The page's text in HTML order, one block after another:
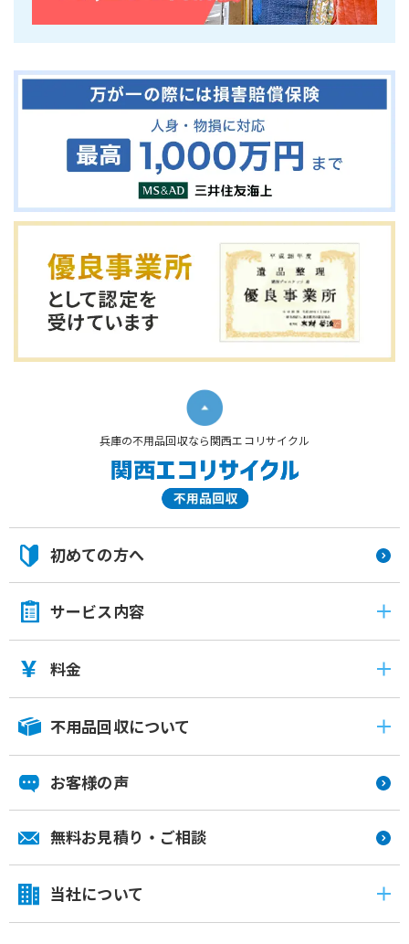
兵庫の不用品回収なら関西エコリサイクル
初めての方へ
サービス内容
料金
不用品回収について
お客様の声
無料お見積り・ご相談
当社について